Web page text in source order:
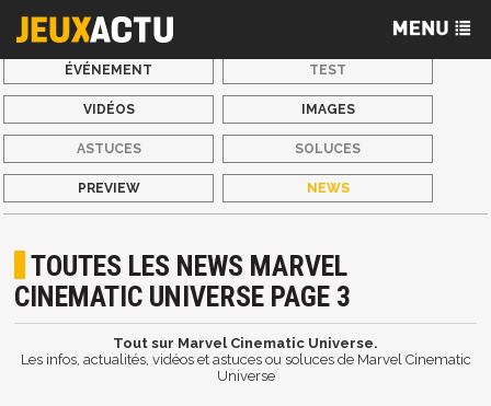
ÉVÉNEMENT TEST
VIDÉOS IMAGES
ASTUCES SOLUCES
PREVIEW NEWS
TOUTES LES NEWS MARVEL
CINEMATIC UNIVERSE PAGE 3
Tout sur Marvel Cinematic Universe.
Les infos, actualités, vidéos et astuces ou soluces de Marvel Cinematic
Universe